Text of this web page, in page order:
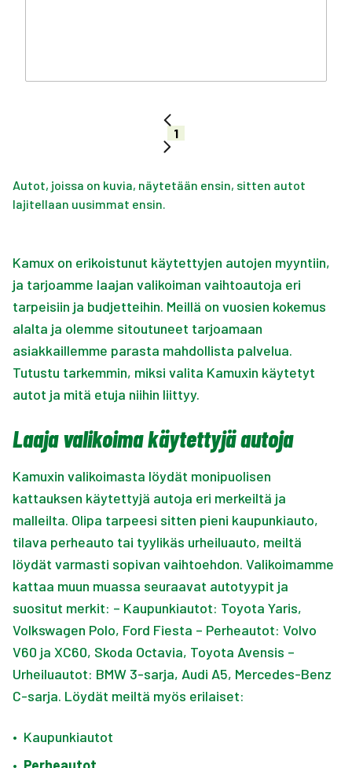
1
Autot, joissa on kuvia, näytetään ensin, sitten autot
lajitellaan uusimmat ensin.
Kamux on erikoistunut käytettyjen autojen myyntiin,
ja tarjoamme laajan valikoiman vaihtoautoja eri
tarpeisiin ja budjetteihin. Meillä on vuosien kokemus
alalta ja olemme sitoutuneet tarjoamaan
asiakkaillemme parasta mahdollista palvelua.
Tutustu tarkemmin, miksi valita Kamuxin käytetyt
autot ja mitä etuja niihin liittyy.
Laaja valikoima käytettyjä autoja
Kamuxin valikoimasta löydät monipuolisen
kattauksen käytettyjä autoja eri merkeiltä ja
malleilta. Olipa tarpeesi sitten pieni kaupunkiauto,
tilava perheauto tai tyylikäs urheiluauto, meiltä
löydät varmasti sopivan vaihtoehdon. Valikoimamme
kattaa muun muassa seuraavat autotyypit ja
suositut merkit: – Kaupunkiautot: Toyota Yaris,
Volkswagen Polo, Ford Fiesta – Perheautot: Volvo
V60 ja XC60, Skoda Octavia, Toyota Avensis –
Urheiluautot: BMW 3-sarja, Audi A5, Mercedes-Benz
C-sarja. Löydät meiltä myös erilaiset:
• Kaupunkiautot